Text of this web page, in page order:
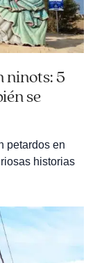
ninots: 5
se
petardos en
historias